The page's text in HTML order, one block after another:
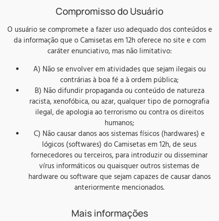
Compromisso do Usuário
O usuário se compromete a fazer uso adequado dos conteúdos e
da informação que o Camisetas em 12h oferece no site e com
caráter enunciativo, mas não limitativo:
A) Não se envolver em atividades que sejam ilegais ou
contrárias à boa fé a à ordem pública;
B) Não difundir propaganda ou conteúdo de natureza
racista, xenofóbica, ou azar, qualquer tipo de pornografia
ilegal, de apologia ao terrorismo ou contra os direitos
humanos;
C) Não causar danos aos sistemas físicos (hardwares) e
lógicos (softwares) do Camisetas em 12h, de seus
fornecedores ou terceiros, para introduzir ou disseminar
vírus informáticos ou quaisquer outros sistemas de
hardware ou software que sejam capazes de causar danos
anteriormente mencionados.
Mais informações